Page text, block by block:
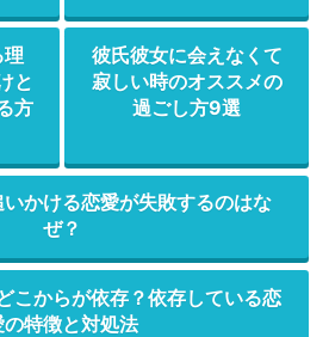
と
方
彼氏彼女に会えなくて
寂しい時のオススメの
過ごし方9選
かける恋愛が失敗するのはな
ぜ？
こからが依存？依存している恋
の特徴と対処法